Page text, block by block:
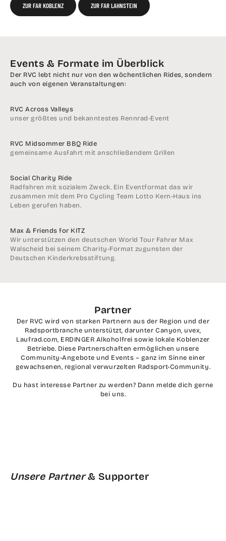
ZUR FAR KOBLENZ ZUR FAR LAHNSTEIN
Events & Formate im Überblick
Der RVC lebt nicht nur von den wöchentlichen Rides, sondern
auch von eigenen Veranstaltungen:
RVC Across Valleys
unser größtes und bekanntestes Rennrad-Event
RVC Midsommer BBQ Ride
gemeinsame Ausfahrt mit anschließendem Grillen
Social Charity Ride
Radfahren mit sozialem Zweck. Ein Eventformat das wir
zusammen mit dem Pro Cycling Team Lotto Kern-Haus ins
Leben gerufen haben.
Max & Friends for KITZ
Wir unterstützen den deutschen World Tour Fahrer Max
Walscheid bei seinem Charity-Format zugunsten der
Deutschen Kinderkrebsstiftung.
Partner
Der RVC wird von starken Partnern aus der Region und der
Radsportbranche unterstützt, darunter Canyon, uvex,
Laufrad.com, ERDINGER Alkoholfrei sowie lokale Koblenzer
Betriebe. Diese Partnerschaften ermöglichen unsere
Community-Angebote und Events – ganz im Sinne einer
gewachsenen, regional verwurzelten Radsport-Community.
Du hast interesse Partner zu werden? Dann melde dich gerne
bei uns.
Unsere Partner& Supporter